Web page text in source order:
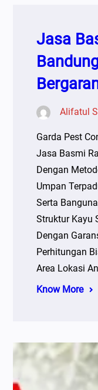
Jasa
Alifatul
Garda Pest
Jasa Basmi
Dengan
Umpan
Serta
Struktur Kayu
Dengan
Perhitungan
Area Lokasi
Know More